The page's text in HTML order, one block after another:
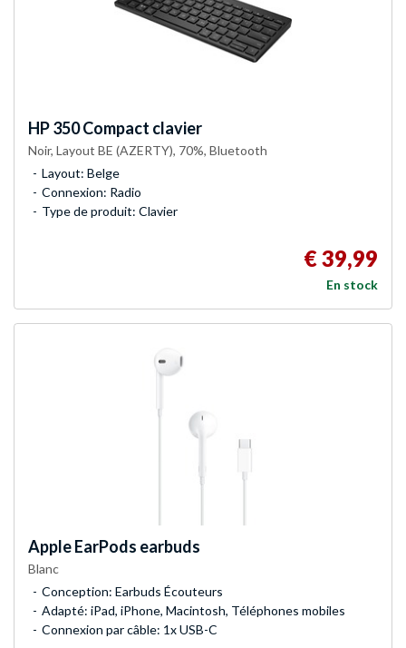
HP350 Compact clavier
Noir, Layout BE (AZERTY), 70%, Bluetooth
Layout: Belge
Connexion: Radio
Type de produit: Clavier
€ 39,99
En stock
AppleEarPods earbuds
Blanc
Conception: Earbuds Écouteurs
Adapté: iPad, iPhone, Macintosh, Téléphones mobiles
Connexion par câble: 1x USB-C